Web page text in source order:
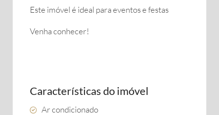
Este imóvel é ideal para eventos e festas
Venha conhecer!
Características do imóvel
Ar condicionado